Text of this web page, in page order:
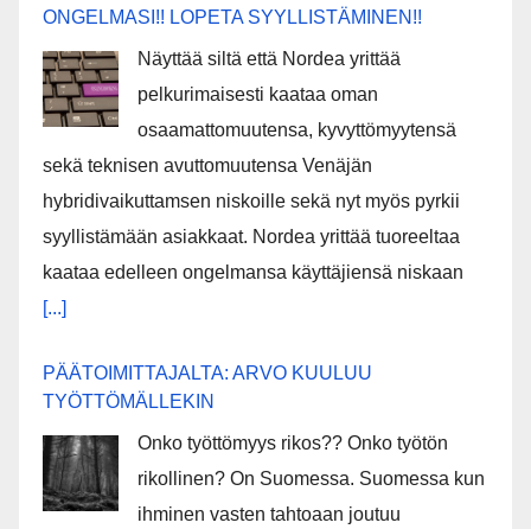
ONGELMASI!! LOPETA SYYLLISTÄMINEN!!
Näyttää siltä että Nordea yrittää
pelkurimaisesti kaataa oman
osaamattomuutensa, kyvyttömyytensä
sekä teknisen avuttomuutensa Venäjän
hybridivaikuttamsen niskoille sekä nyt myös pyrkii
syyllistämään asiakkaat. Nordea yrittää tuoreeltaa
kaataa edelleen ongelmansa käyttäjiensä niskaan
[...]
PÄÄTOIMITTAJALTA: ARVO KUULUU
TYÖTTÖMÄLLEKIN
Onko työttömyys rikos?? Onko työtön
rikollinen? On Suomessa. Suomessa kun
ihminen vasten tahtoaan joutuu